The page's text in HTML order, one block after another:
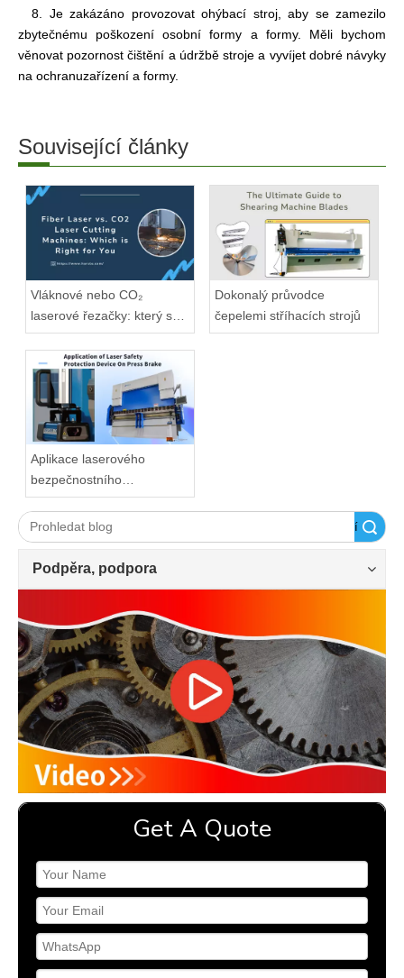
8. Je zakázáno provozovat ohýbací stroj, aby se zamezilo
zbytečnému poškození osobní formy a formy. Měli bychom
věnovat pozornost čištění a údržbě stroje a vyvíjet dobré návyky
na ochranuzařízení a formy.
Související články
Vláknové nebo CO₂
laserové řezačky: který se
hodí?
Dokonalý průvodce
čepelemi stříhacích strojů
Aplikace laserového
bezpečnostního
ochranného zařízení na
ohraňovací lis
Vyhledávání
Podpěra, podpora
Get A Quote